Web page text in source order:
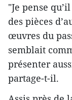
"Je pense
des pièces
œuvres du
semblait
présenter
partage-t-il.